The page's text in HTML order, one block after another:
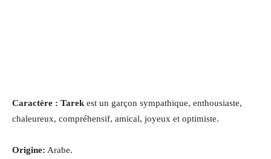
Caractère : Tarek est un garçon sympathique, enthousiaste,
chaleureux, compréhensif, amical, joyeux et optimiste.
Origine: Arabe.